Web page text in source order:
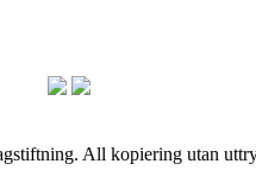
All kopiering utan